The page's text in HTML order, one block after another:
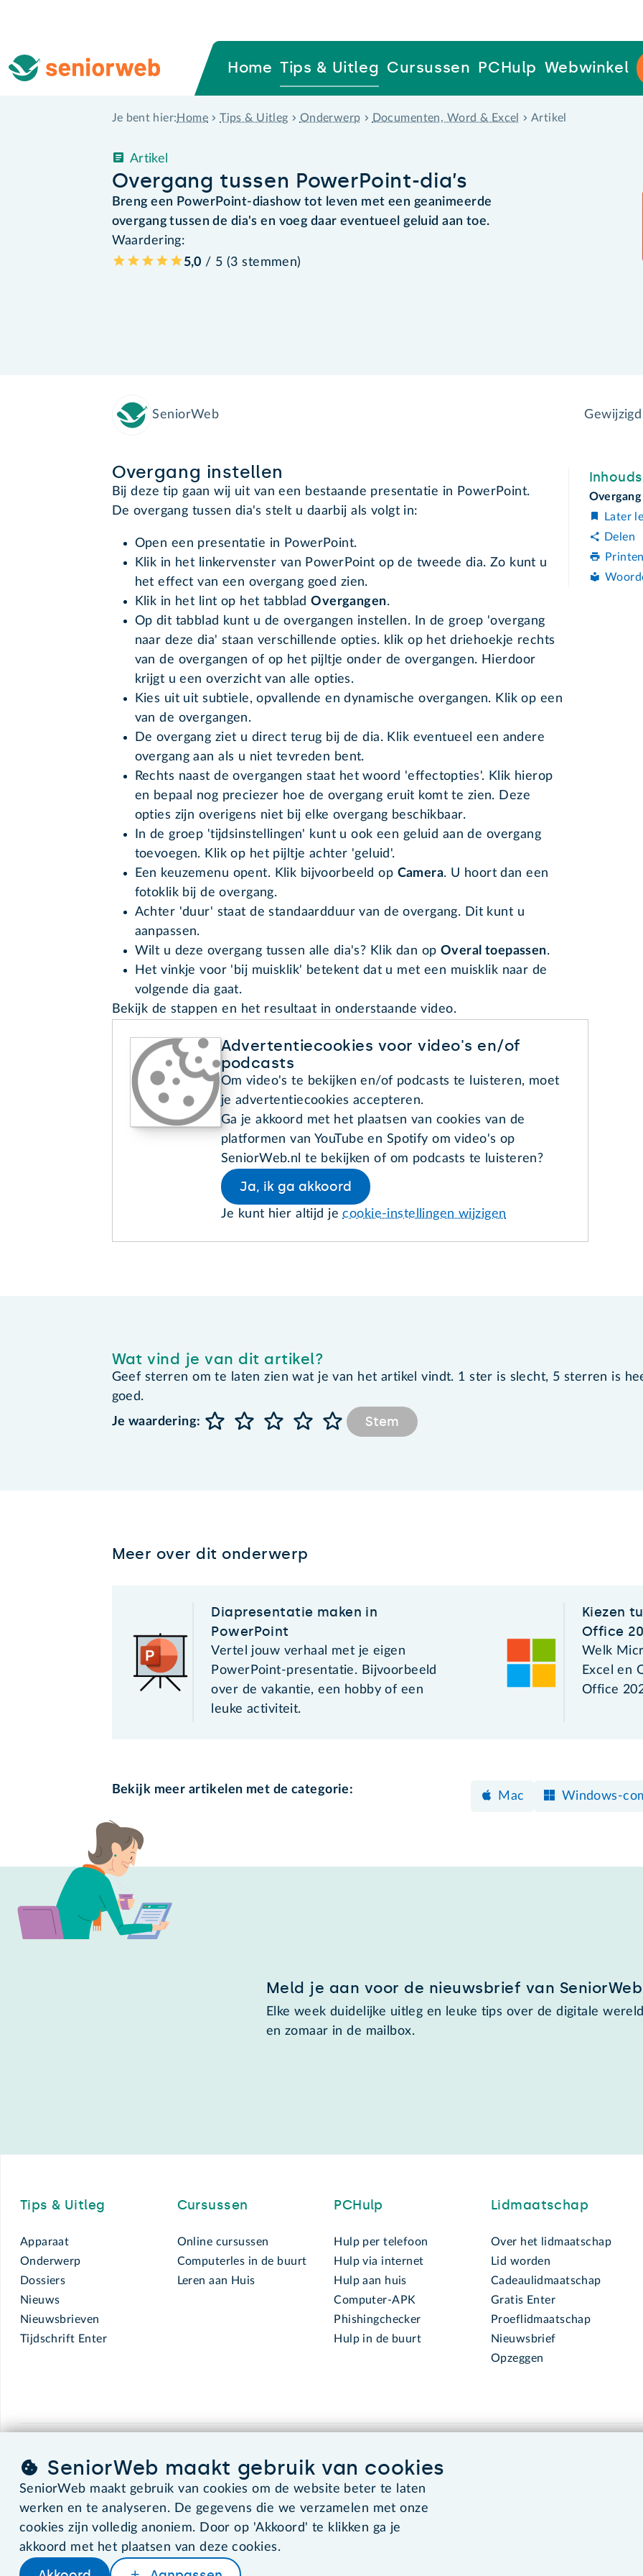
Home Tips & Uitleg Cursussen PCHulp Webwinkel
Je bent hier: Home Tips & Uitleg Onderwerp Documenten, Word & Excel Artikel
Overgang tussen PowerPoint-dia’s
Artikel
Breng een PowerPoint-diashow tot leven met een geanimeerde
overgang tussen de dia's en voeg daar eventueel geluid aan toe.
Waardering:
5,0 / 5 (3 stemmen)
SeniorWeb
Overgang instellen
Bij deze tip gaan wij uit van een bestaande presentatie in PowerPoint.
De overgang tussen dia's stelt u daarbij als volgt in:
Open een presentatie in PowerPoint.
Klik in het linkervenster van PowerPoint op de tweede dia. Zo kunt u
het effect van een overgang goed zien.
Klik in het lint op het tabbladOvergangen.
Op dit tabblad kunt u de overgangen instellen. In de groep 'overgang
naar deze dia' staan verschillende opties. klik op het driehoekje rechts
van de overgangen of op het pijltje onder de overgangen. Hierdoor
krijgt u een overzicht van alle opties.
Kies uit uit subtiele, opvallende en dynamische overgangen. Klik op een
van de overgangen.
De overgang ziet u direct terug bij de dia. Klik eventueel een andere
overgang aan als u niet tevreden bent.
Rechts naast de overgangen staat het woord 'effectopties'. Klik hierop
en bepaal nog preciezer hoe de overgang eruit komt te zien. Deze
opties zijn overigens niet bij elke overgang beschikbaar.
In de groep 'tijdsinstellingen' kunt u ook een geluid aan de overgang
toevoegen. Klik op het pijltje achter 'geluid'.
Een keuzemenu opent. Klik bijvoorbeeld op Camera. U hoort dan een
fotoklik bij de overgang.
Achter 'duur' staat de standaardduur van de overgang. Dit kunt u
aanpassen.
Wilt u deze overgang tussen alle dia's? Klik dan op Overal toepassen.
Het vinkje voor 'bij muisklik' betekent dat u met een muisklik naar de
volgende dia gaat.
Bekijk de stappen en het resultaat in onderstaande video.
Advertentiecookies voor video's en/of
podcasts
Om video's te bekijken en/of podcasts te luisteren, moet
je advertentiecookies accepteren.
Ga je akkoord met het plaatsen van cookies van de
platformen van YouTube en Spotify om video's op
SeniorWeb.nl te bekijken of om podcasts te luisteren?
Ja, ik ga akkoord
Je kunt hier altijd jecookie-instellingen wijzigen
Later
Delen
Wat vind je van dit artikel?
Geef sterren om te laten zien wat je van het artikel vindt. 1 ster is slecht, 5 sterren is
goed.
Je waardering:
Stem
Meer over dit onderwerp
Diapresentatie maken in
PowerPoint
Vertel jouw verhaal met je eigen
PowerPoint-presentatie. Bijvoorbeeld
over de vakantie, een hobby of een
leuke activiteit.
Kiezen
Office
Welk
Excel en
Office
Bekijk meer artikelen met de categorie:
Mac Windows-
Meld je aan voor de nieuwsbrief van SeniorWeb
Elke week duidelijke uitleg en leuke tips over de digitale
en zomaar in de mailbox.
Tips & Uitleg
Apparaat
Onderwerp
Dossiers
Nieuws
Nieuwsbrieven
Tijdschrift Enter
Cursussen
Online cursussen
Computerles in de buurt
Leren aan Huis
PCHulp
Hulp per telefoon
Hulp via internet
Hulp aan huis
Computer-APK
Phishingchecker
Hulp in de buurt
Lidmaatschap
Over het lidmaatschap
Lid worden
Cadeaulidmaatschap
Gratis Enter
Proeflidmaatschap
Nieuwsbrief
Opzeggen
SeniorWeb.De computerhulp voor u.
©2026 SeniorWeb
SeniorWeb maakt gebruik van cookies
SeniorWeb maakt gebruik van cookies om de website beter te laten
werken en te analyseren. De gegevens die we verzamelen met onze
cookies zijn volledig anoniem. Door op 'Akkoord' te klikken ga je
akkoord met het plaatsen van deze cookies.